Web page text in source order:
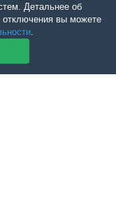
Детальнее об
вы можете
.